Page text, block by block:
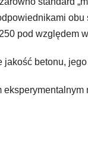
obu
pod względem
betonu, jego